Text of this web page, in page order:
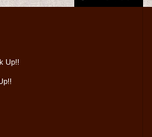
Up!!